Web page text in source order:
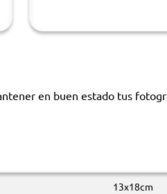
en buen estado tus
13x18cm